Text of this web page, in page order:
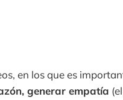
en los que es
generar empatía